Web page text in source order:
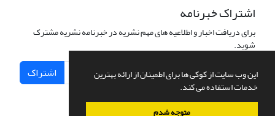
این وب سایت از کوکی ها برای اطمینان از ارائه بهترین
خدمات استفاده می کند.
متوجه شدم
اشتراک خبرنامه
برای دریافت اخبار و اطلاعیه های مهم نشریه در خبرنامه نشریه مشترک
شوید.
اشتراک